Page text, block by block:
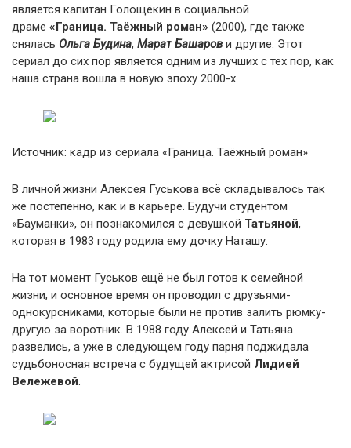
является капитан Голощёкин в социальной
драме «Граница. Таёжный роман» (2000), где также
снялась Ольга Будина, Марат Башарови другие. Этот
сериал до сих пор является одним из лучших с тех пор, как
наша страна вошла в новую эпоху 2000-х.
Источник: кадр из сериала «Граница. Таёжный роман»
В личной жизни Алексея Гуськова всё складывалось так
же постепенно, как и в карьере. Будучи студентом
«Бауманки», он познакомился с девушкой Татьяной,
которая в 1983 году родила ему дочку Наташу.
На тот момент Гуськов ещё не был готов к семейной
жизни, и основное время он проводил с друзьями-
однокурсниками, которые были не против залить рюмку-
другую за воротник. В 1988 году Алексей и Татьяна
развелись, а уже в следующем году парня поджидала
судьбоносная встреча с будущей актрисой Лидией
Вележевой.